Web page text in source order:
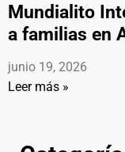
Mundialito
a familias en
junio 19, 2026
Leer más »